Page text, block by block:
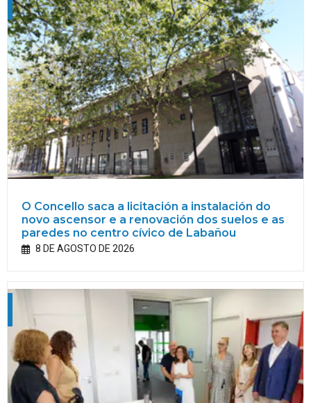
O Concello saca a licitación a instalación do
novo ascensor e a renovación dos suelos e as
paredes no centro cívico de Labañou
8 DE AGOSTO DE 2026